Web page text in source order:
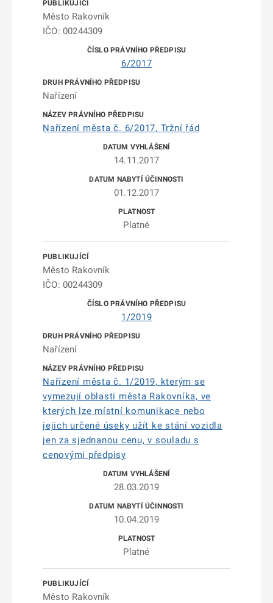
Město Rakovník
IČO: 00244309
6/2017
Nařízení
Nařízení města č. 6/2017, Tržní řád
14.11.2017
01.12.2017
Platné
Město Rakovník
IČO: 00244309
1/2019
Nařízení
Nařízení města č. 1/2019, kterým se
vymezují oblasti města Rakovníka, ve
kterých lze místní komunikace nebo
jejich určené úseky užít ke stání vozidla
jen za sjednanou cenu, v souladu s
cenovými předpisy
28.03.2019
10.04.2019
Platné
Město Rakovník